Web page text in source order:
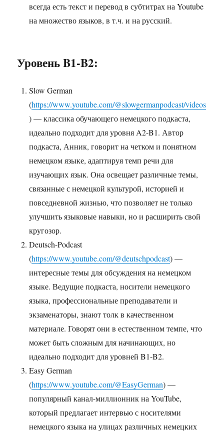
всегда есть текст и перевод в субтитрах на Youtube
на множество языков, в т.ч. и на русский.
Уровень B1-B2:
Slow German
(https://www.youtube.com/@slowgermanpodcast/videos
) — классика обучающего немецкого подкаста,
идеально подходит для уровня A2-B1. Автор
подкаста, Анник, говорит на четком и понятном
немецком языке, адаптируя темп речи для
изучающих язык. Она освещает различные темы,
связанные с немецкой культурой, историей и
повседневной жизнью, что позволяет не только
улучшить языковые навыки, но и расширить свой
кругозор.
Deutsch-Podcast
(https://www.youtube.com/@deutschpodcast) —
интересные темы для обсуждения на немецком
языке. Ведущие подкаста, носители немецкого
языка, профессиональные преподаватели и
экзаменаторы, знают толк в качественном
материале. Говорят они в естественном темпе, что
может быть сложным для начинающих, но
идеально подходит для уровней B1-B2.
Easy German
(https://www.youtube.com/@EasyGerman) —
популярный канал-миллионник на YouTube,
который предлагает интервью с носителями
немецкого языка на улицах различных немецких